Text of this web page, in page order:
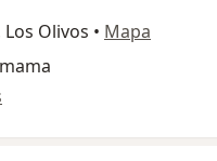
Olivos • Mapa